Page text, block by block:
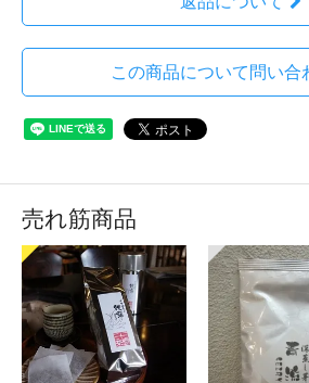
この商品について問い合
売れ筋商品